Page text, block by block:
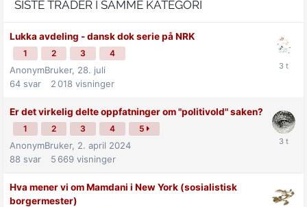
SISTE TRÅDER I SAMME KATEGORI
Lukka avdeling - dansk dok serie på NRK
1 2 3 4
AnonymBruker, 28. juli
64 svar 2 018 visninger
Er det virkelig delte oppfatninger om "politivold" saken?
1 2 3 4 5
AnonymBruker, 2. april 2024
88 svar 5 669 visninger
Hva mener vi om Mamdani i New York (sosialistisk
borgermester)